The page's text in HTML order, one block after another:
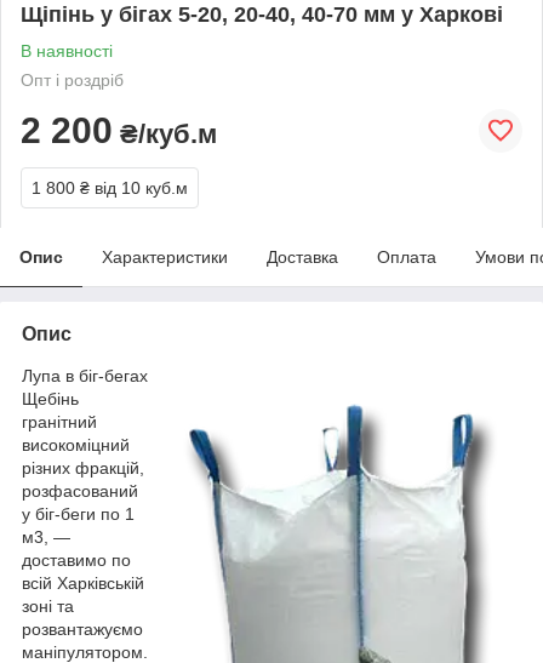
Щіпінь у бігах 5-20, 20-40, 40-70 мм у Харкові
В наявності
Опт і роздріб
2 200 ₴/куб.м
1 800 ₴ від 10 куб.м
Опис Характеристики Доставка Оплата Умови
Опис
Лупа в біг-бегах
Щебінь
гранітний
високоміцний
різних фракцій,
розфасований
у біг-беги по 1
м3, —
доставимо по
всій Харківській
зоні та
розвантажуємо
маніпулятором.